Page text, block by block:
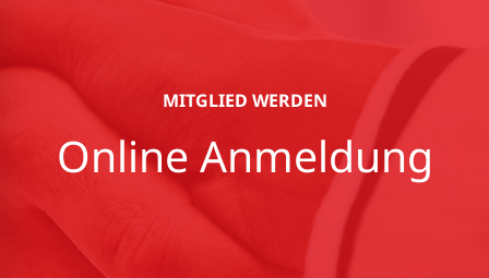
MITGLIED WERDEN
Online Anmeldung